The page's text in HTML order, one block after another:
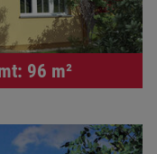
96 m²